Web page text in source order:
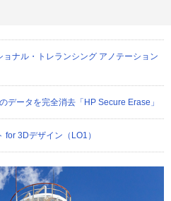
ョナル・トレランシング アノテーション
データを完全消去「HP Secure Erase」
for 3Dデザイン（LO1）